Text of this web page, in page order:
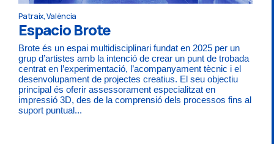
Patraix, València
Espacio Brote
Brote és un espai multidisciplinari fundat en 2025 per un
grup d’artistes amb la intenció de crear un punt de trobada
centrat en l’experimentació, l’acompanyament tècnic i el
desenvolupament de projectes creatius. El seu objectiu
principal és oferir assessorament especialitzat en
impressió 3D, des de la comprensió dels processos fins al
suport puntual...